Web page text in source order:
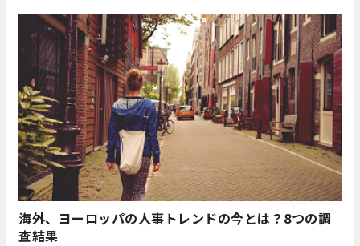
海外、ヨーロッパの人事トレンドの今とは？8つの調
査結果